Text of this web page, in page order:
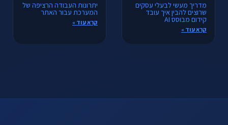
מדריך מעשי לבעלי עסקים
שרוצים להבין איך עובד
קידום מבוסס AI
קרא עוד »
יתרונות העבודה הרציפה של
המערכת עבור האתר
קרא עוד »